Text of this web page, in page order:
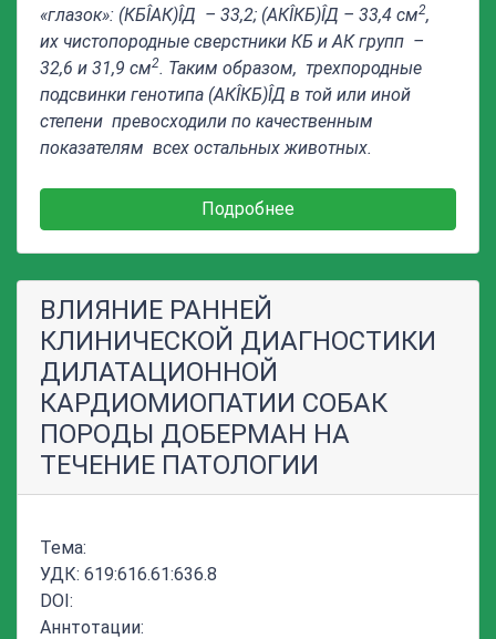
«глазок»: (КБÎАК)ÎД – 33,2; (АКÎКБ)ÎД – 33,4 см2,
их чистопородные сверстники КБ и АК групп –
32,6 и 31,9 см2. Таким образом, трехпородные
подсвинки генотипа (АКÎКБ)ÎД в той или иной
степени превосходили по качественным
показателям всех остальных животных.
Подробнее
ВЛИЯНИЕ РАННЕЙ
КЛИНИЧЕСКОЙ ДИАГНОСТИКИ
ДИЛАТАЦИОННОЙ
КАРДИОМИОПАТИИ СОБАК
ПОРОДЫ ДОБЕРМАН НА
ТЕЧЕНИЕ ПАТОЛОГИИ
Тема:
УДК: 619:616.61:636.8
DOI:
Аннтотации: